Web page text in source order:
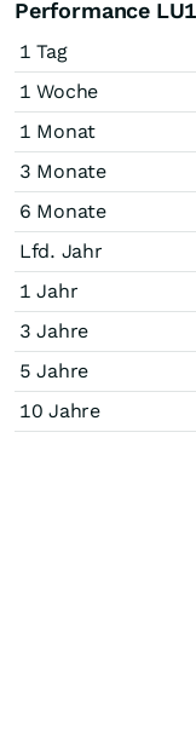
Performance
1 Tag
1 Woche
1 Monat
3 Monate
6 Monate
Lfd. Jahr
1 Jahr
3 Jahre
5 Jahre
10 Jahre